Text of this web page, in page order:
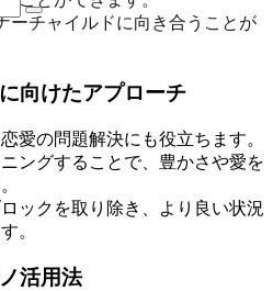
ーチャイルドに向き合うことが
向けたアプローチ
愛の問題解決にも役立ちます。
ングすることで、豊かさや愛を
ックを取り除き、より良い状況
。
活用法